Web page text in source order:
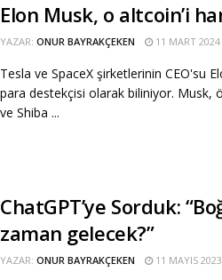
Elon Musk, o altcoin’i
YAZAR: ONUR BAYRAKÇEKEN 11 MART 2024
Tesla ve SpaceX şirketlerinin CEO'su
para destekçisi olarak biliniyor. Musk,
ve Shiba ...
ChatGPT’ye Sorduk:
zaman gelecek?”
YAZAR: ONUR BAYRAKÇEKEN 11 MAYIS 2023